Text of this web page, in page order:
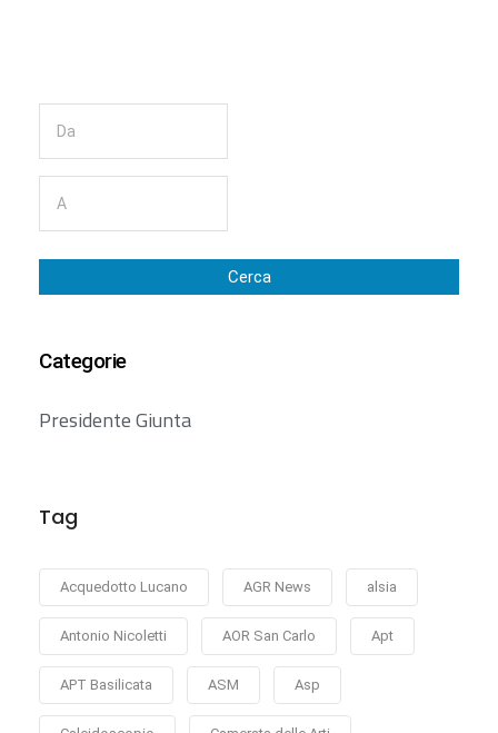
Cerca
Categorie
Presidente Giunta
Tag
Acquedotto Lucano AGR News alsia
Antonio Nicoletti AOR San Carlo Apt
APT Basilicata ASM Asp